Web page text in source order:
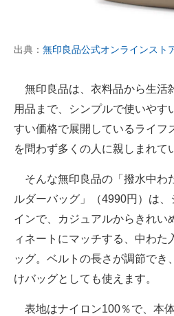
出典： 無印良品公式オンラインスト
無印良品は、衣料品から生活
用品まで、シンプルで使いやす
すい価格で展開しているライフ
を問わず多くの人に親しまれて
そんな無印良品の「撥水中わ
ルダーバッグ」（4990円）は
インで、カジュアルからきれい
ィネートにマッチする、中わた
ッグ。ベルトの長さが調節でき
けバッグとしても使えます。
表地はナイロン100％で、本